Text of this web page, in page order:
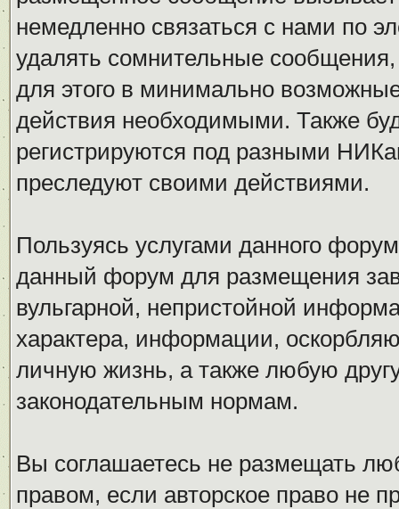
немедленно связаться с нами по
удалять сомнительные
для этого в минимально
действия необходимыми. Также
регистрируются под разными
преследуют своими действиями.
Пользуясь услугами данного
данный форум для размещения
вульгарной, непристойной
характера, информации,
личную жизнь, а также любую
законодательным нормам.
Вы соглашаетесь не размещать
правом, если авторское право не